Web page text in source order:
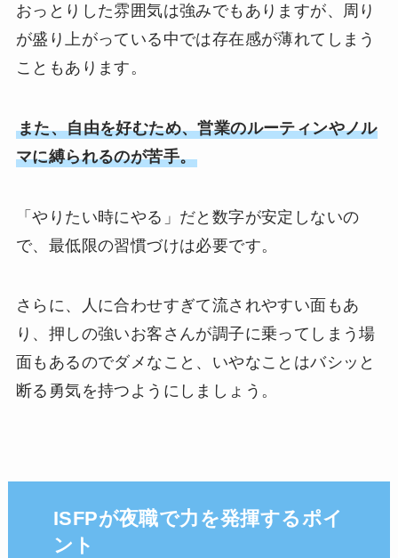
おっとりした雰囲気は強みでもありますが、周り
が盛り上がっている中では存在感が薄れてしまう
こともあります。
また、自由を好むため、営業のルーティンやノル
マに縛られるのが苦手。
「やりたい時にやる」だと数字が安定しないの
で、最低限の習慣づけは必要です。
さらに、人に合わせすぎて流されやすい面もあ
り、押しの強いお客さんが調子に乗ってしまう場
面もあるのでダメなこと、いやなことはバシッと
断る勇気を持つようにしましょう。
ISFPが夜職で力を発揮するポイ
ント